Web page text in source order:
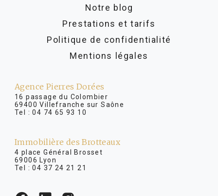
Notre blog
Prestations et tarifs
Politique de confidentialité
Mentions légales
Agence Pierres Dorées
16 passage du Colombier
69400 Villefranche sur Saône
Tel :04 74 65 93 10
Immobilière des Brotteaux
4 place Général Brosset
69006 Lyon
Tel :04 37 24 21 21